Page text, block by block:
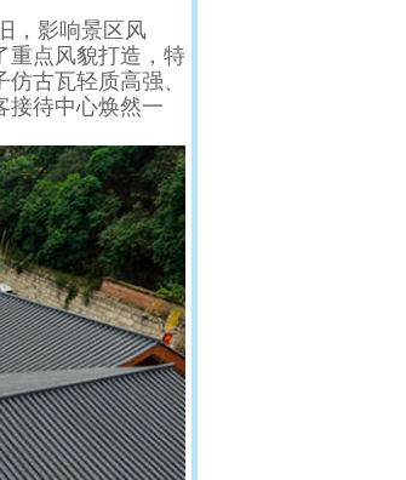
，影响景区风
重点风貌打造，特
仿古瓦轻质高强、
接待中心焕然一